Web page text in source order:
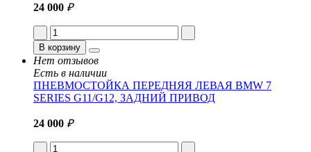
24 000 ₽
В корзину
Нет отзывов
Есть в наличии
ПНЕВМОСТОЙКА ПЕРЕДНЯЯ ЛЕВАЯ BMW 7
SERIES G11/G12, ЗАДНИЙ ПРИВОД
24 000 ₽